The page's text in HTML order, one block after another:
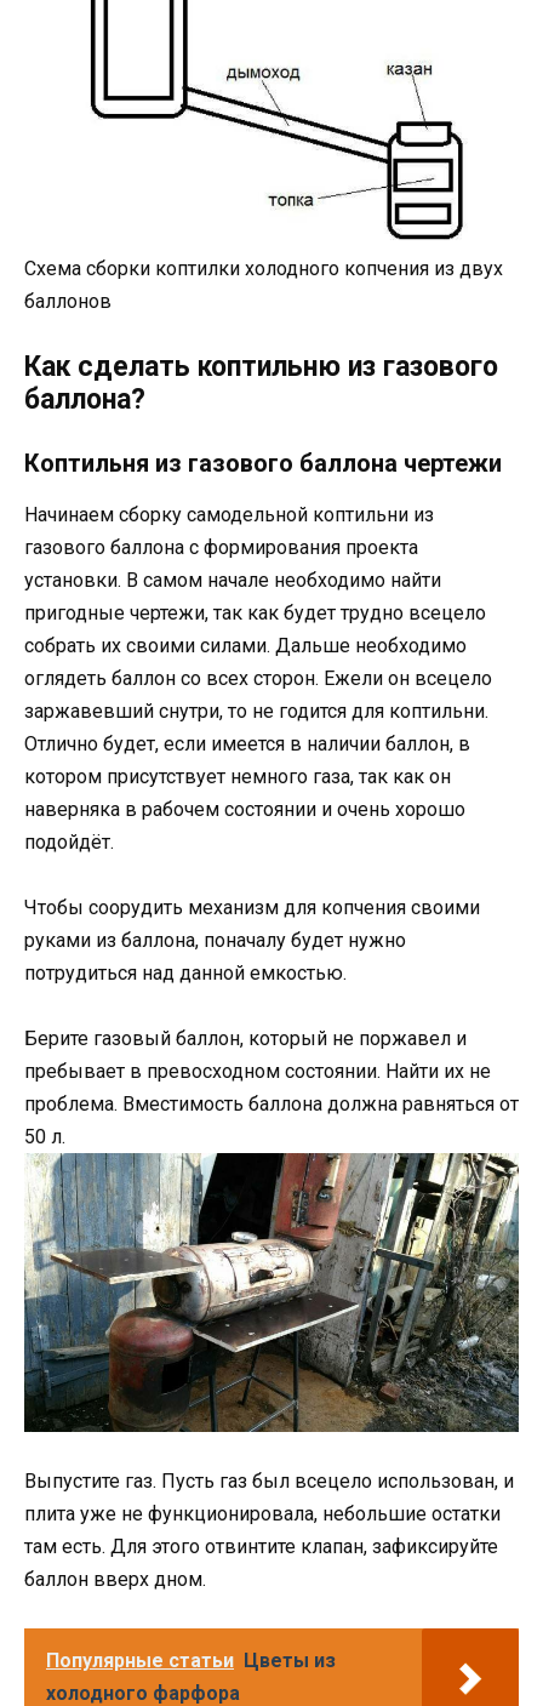
Схема сборки коптилки холодного копчения из двух
баллонов
Как сделать коптильню из газового
баллона?
Коптильня из газового баллона чертежи
Начинаем сборку самодельной коптильни из
газового баллона с формирования проекта
установки. В самом начале необходимо найти
пригодные чертежи, так как будет трудно всецело
собрать их своими силами. Дальше необходимо
оглядеть баллон со всех сторон. Ежели он всецело
заржавевший снутри, то не годится для коптильни.
Отлично будет, если имеется в наличии баллон, в
котором присутствует немного газа, так как он
наверняка в рабочем состоянии и очень хорошо
подойдёт.
Чтобы соорудить механизм для копчения своими
руками из баллона, поначалу будет нужно
потрудиться над данной емкостью.
Берите газовый баллон, который не поржавел и
пребывает в превосходном состоянии. Найти их не
проблема. Вместимость баллона должна равняться от
50 л.
Выпустите газ. Пусть газ был всецело использован, и
плита уже не функционировала, небольшие остатки
там есть. Для этого отвинтите клапан, зафиксируйте
баллон вверх дном.
Популярные статьи Цветы из
холодного фарфора